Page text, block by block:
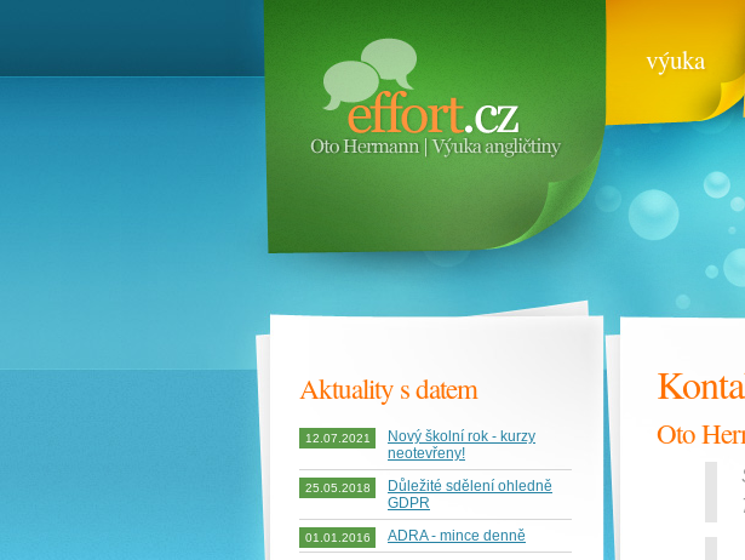
výuka
Oto
Aktuality s datem
12.07.2021
Nový školní rok - kurzy
neotevřeny!
25.05.2018
Důležité sdělení ohledně
GDPR
01.01.2016 ADRA - mince denně